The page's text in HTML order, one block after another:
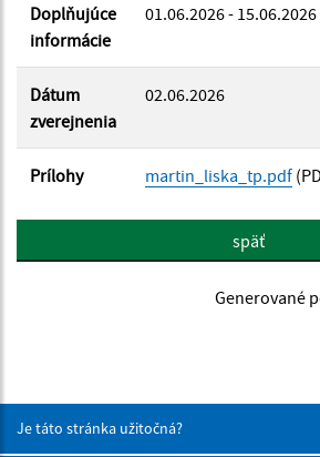
Doplňujúce
informácie
01.06.2026 - 15.06.2026
Dátum
zverejnenia
02.06.2026
Prílohy martin_liska_tp.pdf
späť
Generované
Je táto stránka užitočná?